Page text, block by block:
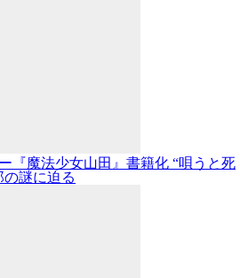
『魔法少女山田』書籍化 “唄うと死
謎に迫る